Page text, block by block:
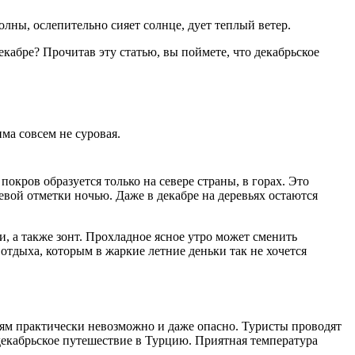
ослепительно сияет солнце, дует теплый ветер.
Прочитав эту статью, вы поймете, что декабрьское
совсем не суровая.
образуется только на севере страны, в горах. Это
отметки ночью. Даже в декабре на деревьях остаются
а также зонт. Прохладное ясное утро может сменить
которым в жаркие летние деньки так не хочется
практически невозможно и даже опасно. Туристы проводят
путешествие в Турцию. Приятная температура